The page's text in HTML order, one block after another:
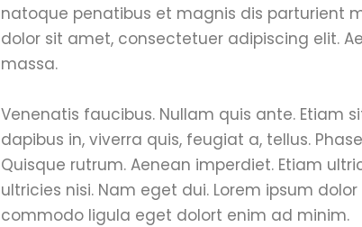
natoque penatibus et magnis dis parturient
dolor sit amet, consectetuer adipiscing elit.
massa.
Venenatis faucibus. Nullam quis ante. Etiam
dapibus in, viverra quis, feugiat a, tellus.
Quisque rutrum. Aenean imperdiet. Etiam
ultricies nisi. Nam eget dui. Lorem ipsum
commodo ligula eget dolort enim ad minim.